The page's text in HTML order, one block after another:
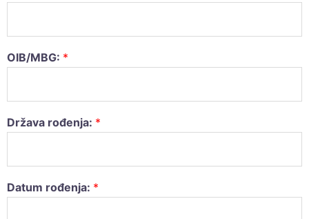
OIB/MBG: *
Država rođenja: *
Datum rođenja: *